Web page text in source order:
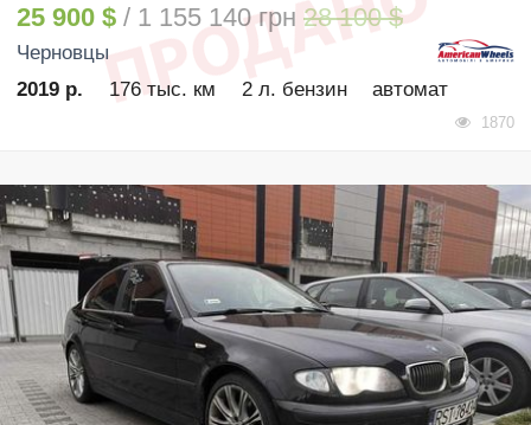
25 900 $ / 1 155 140 грн 28 100 $
Черновцы
2019 р.
176 тыс. км 2 л. бензин автомат
1870